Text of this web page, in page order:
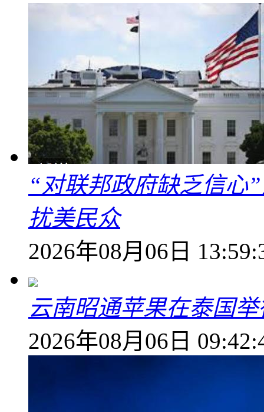
“对联邦政府缺乏信心
扰美民众
2026年08月06日
云南昭通苹果在泰国
2026年08月06日